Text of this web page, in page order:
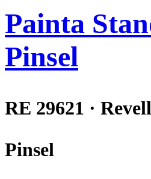
Painta
Pinsel
RE 29621 · Revell
Pinsel